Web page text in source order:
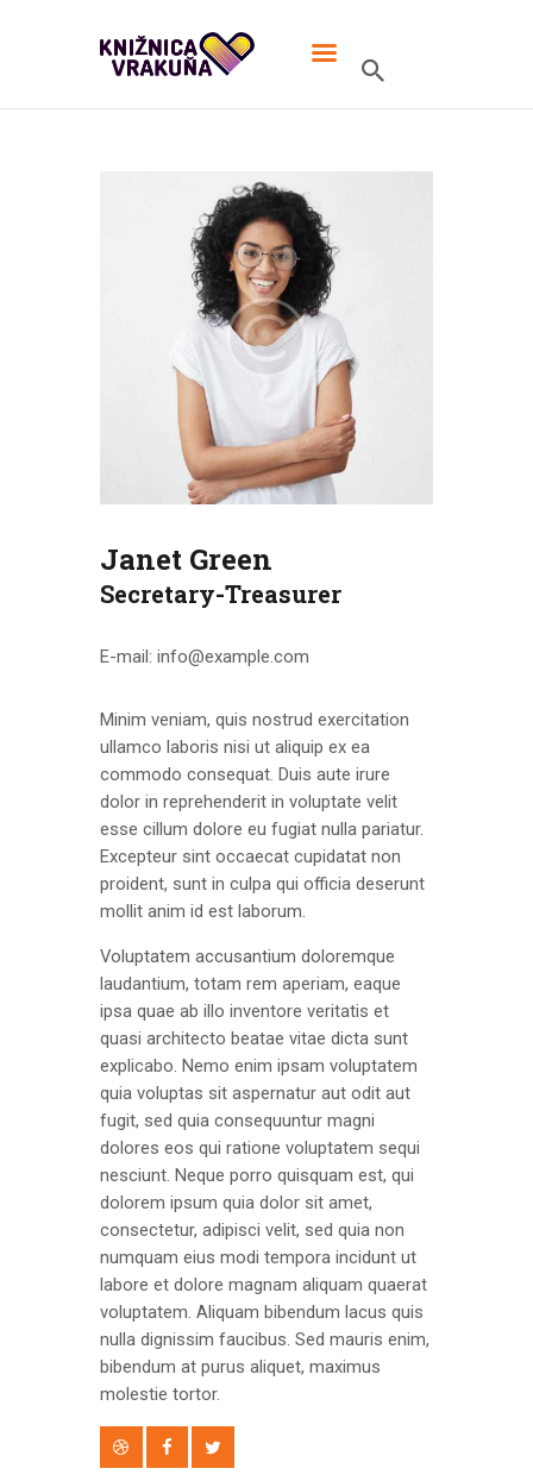
MIESTNA KNIŽNICA VRAKUŇA
V knižnici TO žije!
ONLINE KATALÓG
MIESTNA KNIŽNICA
KONTAKT
Janet Green
Secretary-Treasurer
E-mail: info@example.com
Minim veniam, quis nostrud exercitation
ullamco laboris nisi ut aliquip ex ea
commodo consequat. Duis aute irure
dolor in reprehenderit in voluptate velit
esse cillum dolore eu fugiat nulla pariatur.
Excepteur sint occaecat cupidatat non
proident, sunt in culpa qui officia deserunt
mollit anim id est laborum.
Voluptatem accusantium doloremque
laudantium, totam rem aperiam, eaque
ipsa quae ab illo inventore veritatis et
quasi architecto beatae vitae dicta sunt
explicabo. Nemo enim ipsam voluptatem
quia voluptas sit aspernatur aut odit aut
fugit, sed quia consequuntur magni
dolores eos qui ratione voluptatem sequi
nesciunt. Neque porro quisquam est, qui
dolorem ipsum quia dolor sit amet,
consectetur, adipisci velit, sed quia non
numquam eius modi tempora incidunt ut
labore et dolore magnam aliquam quaerat
voluptatem. Aliquam bibendum lacus quis
nulla dignissim faucibus. Sed mauris enim,
bibendum at purus aliquet, maximus
molestie tortor.